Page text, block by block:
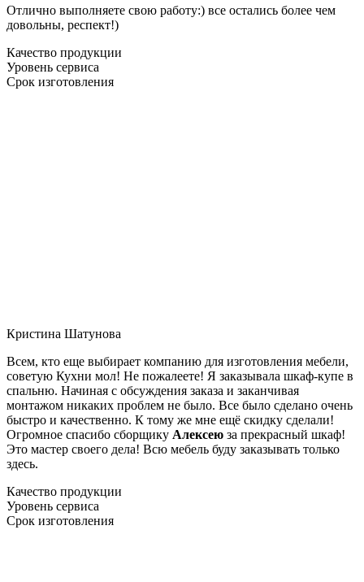
Отлично выполняете свою работу:) все остались более чем
довольны, респект!)
Качество продукции
Уровень сервиса
Срок изготовления
Кристина Шатунова
Всем, кто еще выбирает компанию для изготовления мебели,
советую Кухни мол! Не пожалеете! Я заказывала шкаф-купе в
спальню. Начиная с обсуждения заказа и заканчивая
монтажом никаких проблем не было. Все было сделано очень
быстро и качественно. К тому же мне ещё скидку сделали!
Огромное спасибо сборщику Алексею за прекрасный шкаф!
Это мастер своего дела! Всю мебель буду заказывать только
здесь.
Качество продукции
Уровень сервиса
Срок изготовления